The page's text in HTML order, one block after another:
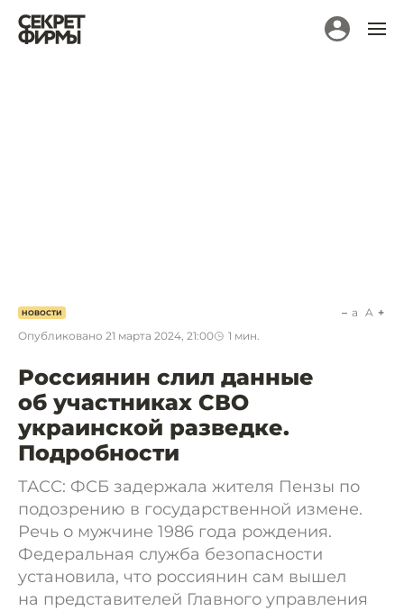
НОВОСТИ
Опубликовано 21 марта 2024, 21:00 1 мин.
a A
Россиянин слил данные
об участниках СВО
украинской разведке.
Подробности
ТАСС: ФСБ задержала жителя Пензы по
подозрению в государственной измене.
Речь о мужчине 1986 года рождения.
Федеральная служба безопасности
установила, что россиянин сам вышел
на представителей Главного управления